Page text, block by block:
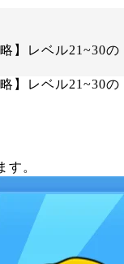
】レベル21~30の
】レベル21~30の
す。